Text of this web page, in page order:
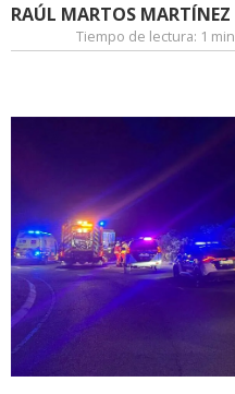
RAÚL MARTOS MARTÍNEZ
Tiempo de lectura: 1 min